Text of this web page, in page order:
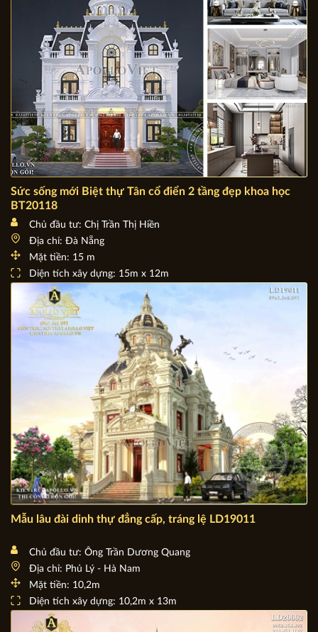
Sức sống mới Biệt thự Tân cổ điển 2 tầng đẹp khoa học
BT20118
Chủ đầu tư: Chị Trần Thị Hiền
Địa chỉ: Đà Nẵng
Mặt tiền: 15 m
Diện tích xây dựng: 15m x 12m
Mẫu lâu đài dinh thự đẳng cấp, tráng lệ LD19011
Chủ đầu tư: Ông Trần Dương Quang
Địa chỉ: Phủ Lý - Hà Nam